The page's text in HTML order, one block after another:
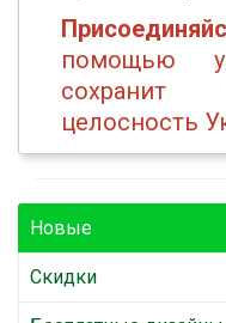
помощью
сохранит
целосность
Новые
Скидки